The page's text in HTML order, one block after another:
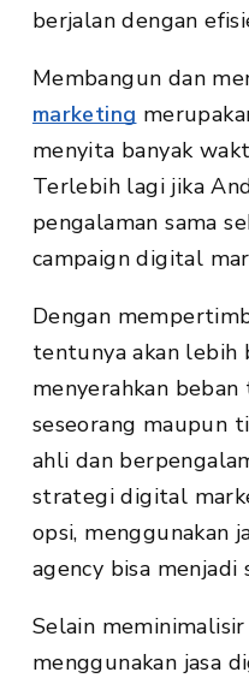
berjalan dengan
Membangun dan
marketing
menyita banyak
Terlebih lagi jika
pengalaman sama
campaign digital
Dengan
tentunya akan lebih
menyerahkan
seseorang maupun
ahli dan
strategi digital
opsi, menggunakan
agency bisa menjadi
Selain
menggunakan jasa